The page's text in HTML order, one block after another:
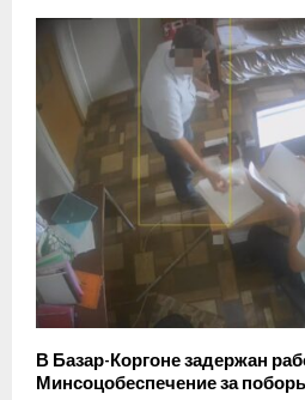
В Базар-Коргоне задержан
Минсоцобеспечение за